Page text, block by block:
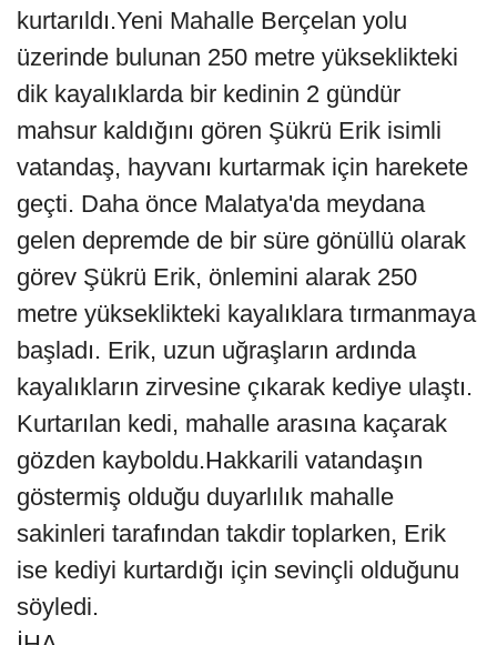
kurtarıldı.Yeni Mahalle Berçelan yolu
üzerinde bulunan 250 metre yükseklikteki
dik kayalıklarda bir kedinin 2 gündür
mahsur kaldığını gören Şükrü Erik isimli
vatandaş, hayvanı kurtarmak için harekete
geçti. Daha önce Malatya'da meydana
gelen depremde de bir süre gönüllü olarak
görev Şükrü Erik, önlemini alarak 250
metre yükseklikteki kayalıklara tırmanmaya
başladı. Erik, uzun uğraşların ardında
kayalıkların zirvesine çıkarak kediye ulaştı.
Kurtarılan kedi, mahalle arasına kaçarak
gözden kayboldu.Hakkarili vatandaşın
göstermiş olduğu duyarlılık mahalle
sakinleri tarafından takdir toplarken, Erik
ise kediyi kurtardığı için sevinçli olduğunu
söyledi.